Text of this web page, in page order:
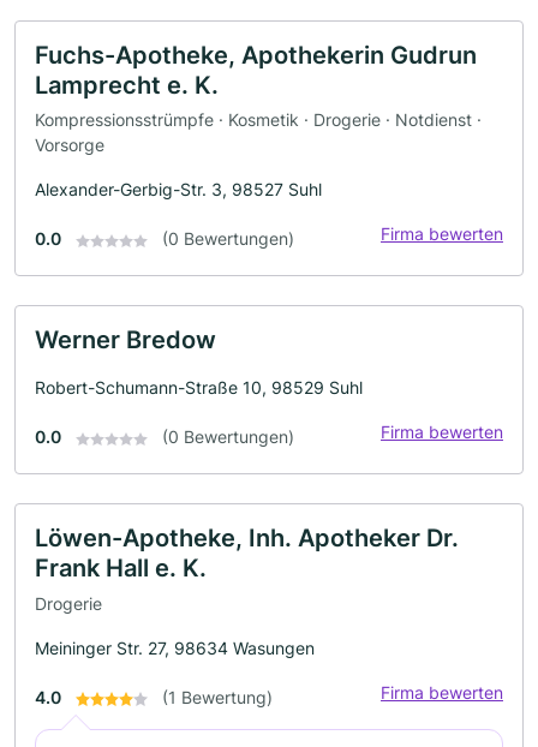
Fuchs-Apotheke, Apothekerin Gudrun
Lamprecht e. K.
Kompressionsstrümpfe · Kosmetik · Drogerie · Notdienst ·
Vorsorge
Alexander-Gerbig-Str. 3, 98527 Suhl
0.0 (0 Bewertungen) Firma bewerten
Werner Bredow
Robert-Schumann-Straße 10, 98529 Suhl
0.0 (0 Bewertungen) Firma bewerten
Löwen-Apotheke, Inh. Apotheker Dr.
Frank Hall e. K.
Drogerie
Meininger Str. 27, 98634 Wasungen
4.0 (1 Bewertung) Firma bewerten